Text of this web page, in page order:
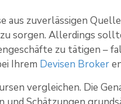
zuverlässigen
sorgen. Allerdings
zu tätigen –
Ihrem Devisen Broker
vergleichen. Die